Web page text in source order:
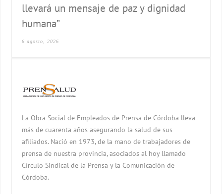
llevará un mensaje de paz y dignidad
humana”
6 agosto, 2026
La Obra Social de Empleados de Prensa de Córdoba lleva
más de cuarenta años asegurando la salud de sus
afiliados. Nació en 1973, de la mano de trabajadores de
prensa de nuestra provincia, asociados al hoy llamado
Círculo Sindical de la Prensa y la Comunicación de
Córdoba.